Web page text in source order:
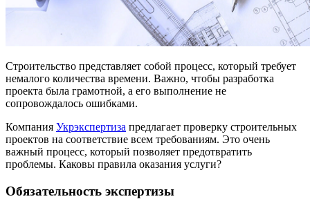
Строительство представляет собой процесс, который требует
немалого количества времени. Важно, чтобы разработка
проекта была грамотной, а его выполнение не
сопровождалось ошибками.
Компания Укрэкспертиза предлагает проверку строительных
проектов на соответствие всем требованиям. Это очень
важный процесс, который позволяет предотвратить
проблемы. Каковы правила оказания услуги?
Обязательность экспертизы